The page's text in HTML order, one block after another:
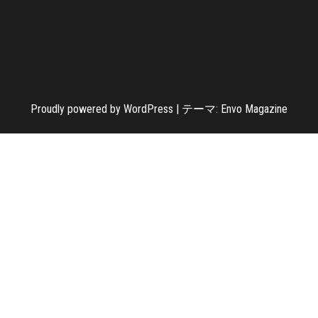
Proudly powered by WordPress | テーマ: Envo Magazine